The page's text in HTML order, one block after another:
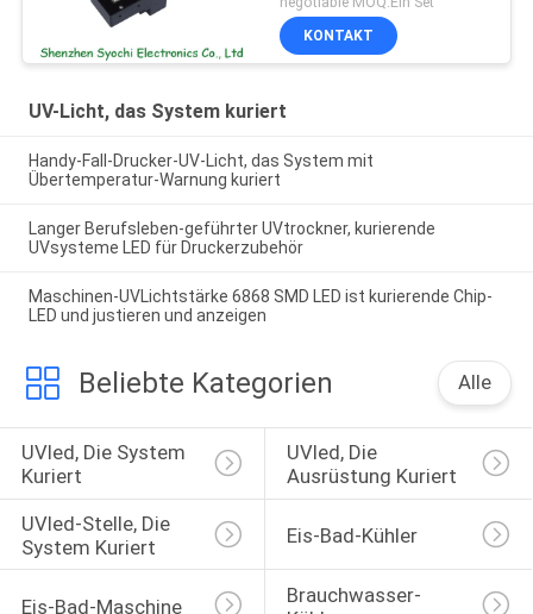
KONTAKT
UV-Licht, das System kuriert
Handy-Fall-Drucker-UV-Licht, das System mit
Übertemperatur-Warnung kuriert
Langer Berufsleben-geführter UVtrockner, kurierende
UVsysteme LED für Druckerzubehör
Maschinen-UVLichtstärke 6868 SMD LED ist kurierende Chip-
LED und justieren und anzeigen
Beliebte Kategorien Alle
UVled, Die System
Kuriert
UVled, Die
Ausrüstung Kuriert
UVled-Stelle, Die
System Kuriert
Eis-Bad-Kühler
Eis-Bad-Maschine
Brauchwasser-